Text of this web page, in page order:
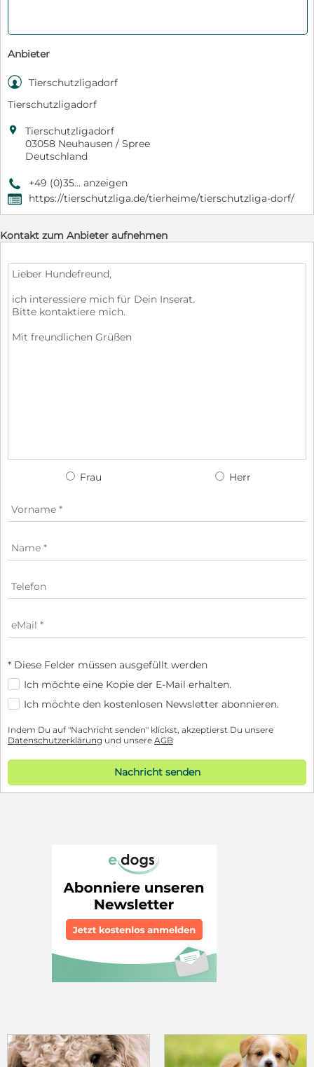
Anbieter
 Tierschutzligadorf
Tierschutzligadorf

Tierschutzligadorf
03058 Neuhausen / Spree
Deutschland
9 +49 (0)35... anzeigen
, https://tierschutzliga.de/tierheime/tierschutzliga-dorf/
Kontakt zum Anbieter aufnehmen
Frau Herr
* Diese Felder müssen ausgefüllt werden
Ich möchte eine Kopie der E-Mail erhalten.
Ich möchte den kostenlosen Newsletter abonnieren.
Indem Du auf "Nachricht senden" klickst, akzeptierst Du unsere
Datenschutzerklärung und unsere AGB
Nachricht senden